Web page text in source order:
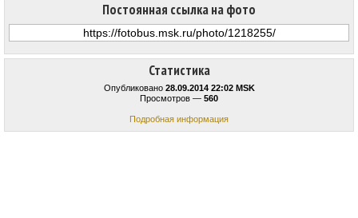
Статистика
Опубликовано 28.09.2014 22:02 MSK
Просмотров — 560
Подробная информация
Постоянная ссылка на фото